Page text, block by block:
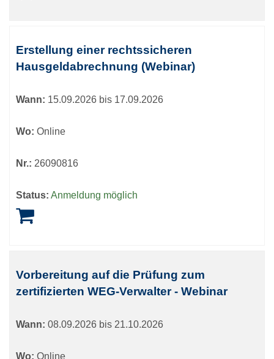
Erstellung einer rechtssicheren
Hausgeldabrechnung (Webinar)
Wann: 15.09.2026 bis 17.09.2026
Wo: Online
Nr.: 26090816
Status: Anmeldung möglich
Vorbereitung auf die Prüfung zum
zertifizierten WEG-Verwalter - Webinar
Wann: 08.09.2026 bis 21.10.2026
Wo: Online